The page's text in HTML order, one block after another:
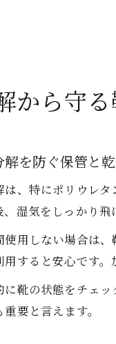
から守
を防ぐ保管と
は、特にポリウレ
湿気をしっかり飛
使用しない場合は
すると安心です
に靴の状態をチェ
要と言えます。